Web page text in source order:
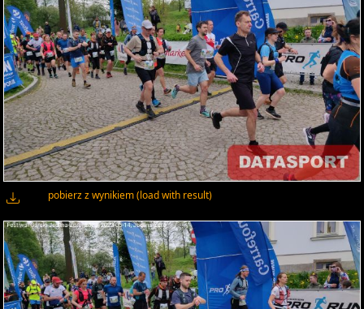
pobierz z wynikiem (load with result)